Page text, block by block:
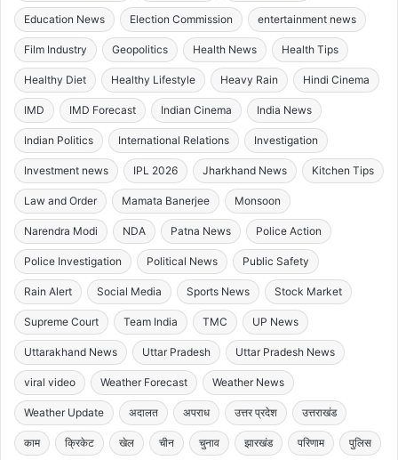
Education News Election Commission entertainment news
Film Industry Geopolitics Health News Health Tips
Healthy Diet Healthy Lifestyle Heavy Rain Hindi Cinema
IMD IMD Forecast Indian Cinema India News
Indian Politics International Relations Investigation
Investment news IPL 2026 Jharkhand News Kitchen Tips
Law and Order Mamata Banerjee Monsoon
Narendra Modi NDA Patna News Police Action
Police Investigation Political News Public Safety
Rain Alert Social Media Sports News Stock Market
Supreme Court Team India TMC UP News
Uttarakhand News Uttar Pradesh Uttar Pradesh News
viral video Weather Forecast Weather News
Weather Update अदालत अपराध उत्तर प्रदेश उत्तराखंड
काम क्रिकेट खेल चीन चुनाव झारखंड परिणाम पुलिस